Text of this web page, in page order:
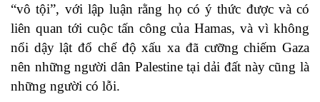
“vô tội”, với lập luận rằng họ có ý thức được và có
liên quan tới cuộc tấn công của Hamas, và vì không
nổi dậy lật đổ chế độ xấu xa đã cưỡng chiếm Gaza
nên những người dân Palestine tại dải đất này cũng là
những người có lỗi.